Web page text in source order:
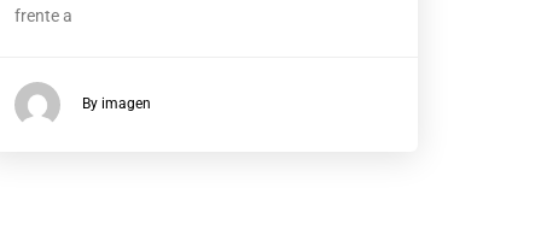
frente a
By imagen